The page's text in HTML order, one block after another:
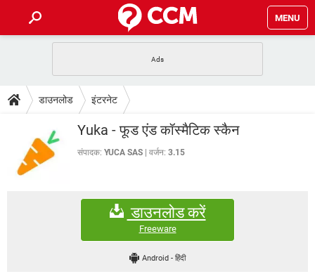
MENU
फोन पर अकाउंट बैलेंस चेक
WhatsApp Hack हो गया? Lucky Patcher यूज करें
टेक-स्पेशल
2020 के फ्री एंटीवायरस
बेस्ट फ्री ऑनलाइन गेम्स
Vidmate PUBG Mobile
WhatsRemoved+
FORUM
कंप्यूटर बस
डाउनलोड इंटरनेट
Yuka - फूड एंड कॉस्मैटिक स्कैन
संपादक: YUCA SAS वर्जन: 3.15
डाउनलोड करें
Freeware
Android - हिंदी